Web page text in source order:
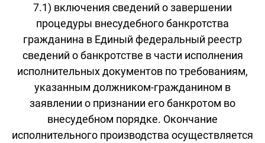
7.1) включения сведений о завершении
процедуры внесудебного банкротства
гражданина в Единый федеральный реестр
сведений о банкротстве в части исполнения
исполнительных документов по требованиям,
указанным должником-гражданином в
заявлении о признании его банкротом во
внесудебном порядке. Окончание
исполнительного производства осуществляется